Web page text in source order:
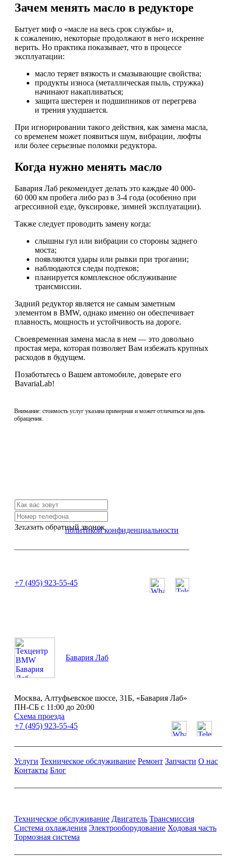
Зачем менять масло в редукторе
Бытует миф о «масле на весь срок службы» и,
к сожалению, некоторые продолжают в него искренне
верить. Но практика показывает, что в процессе
эксплуатации:
масло теряет вязкость и смазывающие свойства;
продукты износа (металлическая пыль, стружка)
начинают накапливаться;
защита шестерен и подшипников от перегрева
и трения ухудшается.
При игнорировании такого действия, как замена масла,
со временем может появиться шум, вибрации, люфты
или более серьезные поломки редуктора.
Когда нужно менять масло
Бавария Лаб рекомендует делать это каждые 40 000-
60 000 км пробега либо раз в 3-4 года (особенно при
агрессивной езде, буксировке, зимней эксплуатации).
Также следует проводить замену когда:
слышны гул или вибрации со стороны заднего
моста;
появляются удары или рывки при трогании;
наблюдаются следы подтеков;
планируется комплексное обслуживание
трансмиссии.
Задний редуктор является не самым заметным
элементом в BMW, однако именно он обеспечивает
плавность, мощность и устойчивость на дороге.
Своевременная замена масла в нем — это довольно
простая мера, которая позволяет Вам избежать крупных
расходов в будущем.
Позаботьтесь о Вашем автомобиле, доверьте его
BavariaLab!
Внимание: стоимость услуг указана примерная и может отличаться на день
обращения.
Заказать обратный звонок
Я согласен сполитикой конфиденциальности
+7 (495) 923-55-45
Бавария Лаб
Москва, Алтуфьевское шоссе, 31Б, «Бавария Лаб»
ПН-СБ с 11:00 до 20:00
Схема проезда
+7 (495) 923-55-45
Услуги Техническое обслуживание Ремонт Запчасти О нас
Контакты Блог
Техническое обслуживание Двигатель Трансмиссия
Система охлаждения Электрооборудование Ходовая часть
Тормозная система